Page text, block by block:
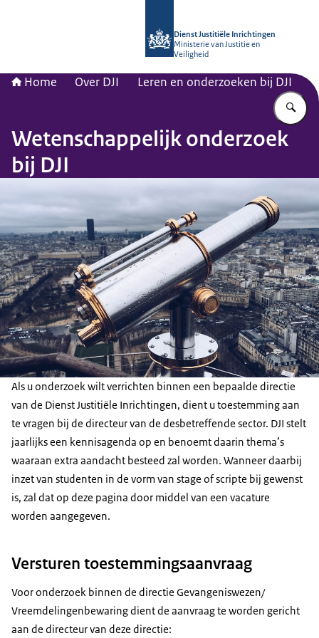
Dienst Justitiële Inrichtingen
Ministerie van Justitie en
Veiligheid
Home Over DJI Leren en onderzoeken bij DJI
Wetenschappelijk onderzoek
bij DJI
Als u onderzoek wilt verrichten binnen een bepaalde directie
van de Dienst Justitiële Inrichtingen, dient u toestemming aan
te vragen bij de directeur van de desbetreffende sector. DJI stelt
jaarlijks een kennisagenda op en benoemt daarin thema’s
waaraan extra aandacht besteed zal worden. Wanneer daarbij
inzet van studenten in de vorm van stage of scripte bij gewenst
is, zal dat op deze pagina door middel van een vacature
worden aangegeven.
Versturen toestemmingsaanvraag
Voor onderzoek binnen de directie Gevangeniswezen/
Vreemdelingenbewaring dient de aanvraag te worden gericht
aan de directeur van deze directie: